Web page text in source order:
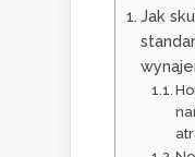
Jak